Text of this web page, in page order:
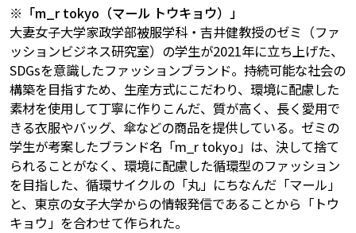
※「m_r tokyo（マール トウキョウ）」
大妻女子大学家政学部被服学科・吉井健教授のゼミ（ファ
ッションビジネス研究室）の学生が2021年に立ち上げた、
SDGsを意識したファッションブランド。持続可能な社会の
構築を目指すため、生産方式にこだわり、環境に配慮した
素材を使用して丁寧に作りこんだ、質が高く、長く愛用で
きる衣服やバッグ、傘などの商品を提供している。ゼミの
学生が考案したブランド名「m_r tokyo」は、決して捨て
られることがなく、環境に配慮した循環型のファッション
を目指した、循環サイクルの「丸」にちなんだ「マール」
と、東京の女子大学からの情報発信であることから「トウ
キョウ」を合わせて作られた。